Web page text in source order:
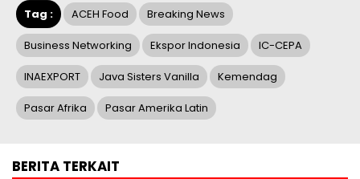
Tag : ACEH Food Breaking News
Business Networking Ekspor Indonesia IC-CEPA
INAEXPORT Java Sisters Vanilla Kemendag
Pasar Afrika Pasar Amerika Latin
BERITA TERKAIT